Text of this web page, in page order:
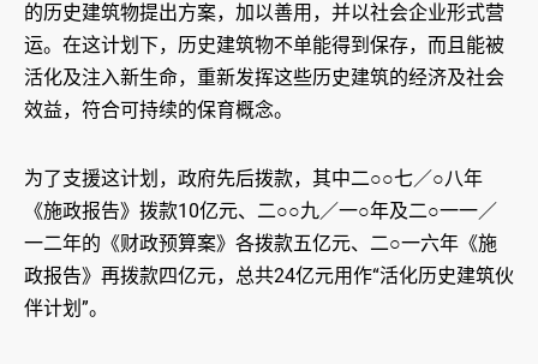
的历史建筑物提出方案，加以善用，并以社会企业形式营
运。在这计划下，历史建筑物不单能得到保存，而且能被
活化及注入新生命，重新发挥这些历史建筑的经济及社会
效益，符合可持续的保育概念。
为了支援这计划，政府先后拨款，其中二○○七／○八年
《施政报告》拨款10亿元、二○○九／一○年及二○一一／
一二年的《财政预算案》各拨款五亿元、二○一六年《施
政报告》再拨款四亿元，总共24亿元用作“活化历史建筑伙
伴计划”。